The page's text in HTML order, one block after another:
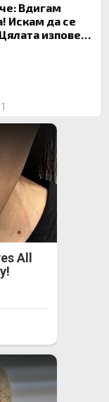
Вдигам
Искам да се
изповед
All